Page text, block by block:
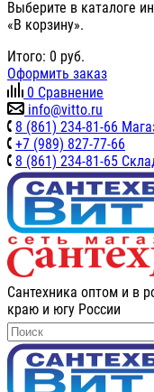
Выберите в каталоге
«В корзину».
Итого: 0 руб.
Оформить заказ
0 Сравнение
info@vitto.ru
8 (861) 234-81-66
+7 (989) 827-77-66
8 (861) 234-81-65
Сантехника оптом и в
краю и югу России